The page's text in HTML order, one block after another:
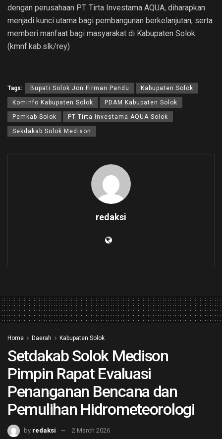
dengan perusahaan PT. Tirta Investama AQUA, diharapkan
menjadi kunci utama bagi pembangunan berkelanjutan, serta
memberi manfaat bagi masyarakat di Kabupaten Solok.
(kmnf.kab.slk/rey)
Tags: Bupati Solok Jon Firman Pandu Kabupaten Solok
Kominfo Kabupaten Solok PDAM Kabupaten Solok
Pemkab Solok PT Tirta Investama AQUA Solok
Sekdakab Solok Medison
redaksi
Home Daerah Kabupaten Solok
Setdakab Solok Medison
Pimpin Rapat Evaluasi
Penanganan Bencana dan
Pemulihan Hidrometeorologi
by redaksi 2 March 2026